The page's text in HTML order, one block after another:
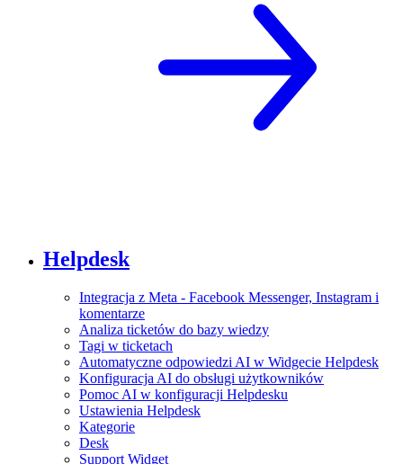
Helpdesk
Integracja z Meta - Facebook Messenger, Instagram i
komentarze
Analiza ticketów do bazy wiedzy
Tagi w ticketach
Automatyczne odpowiedzi AI w Widgecie Helpdesk
Konfiguracja AI do obsługi użytkowników
Pomoc AI w konfiguracji Helpdesku
Ustawienia Helpdesk
Kategorie
Desk
Support Widget